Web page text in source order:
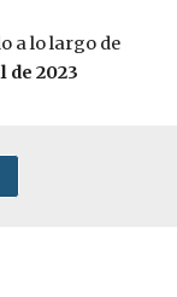
a lo largo de
de 2023